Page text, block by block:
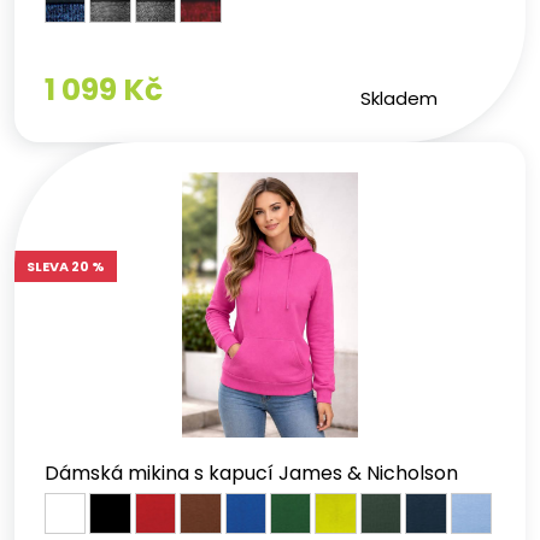
Průmyslové provozy a stavebnictví
Se slevou 20 % za přijatelnou cenu
Certifikace dle evropských norem pro pracovní oděvy
Mikina pánská CAPE
Nejoblíbenější pánská pracovní mikina. Vyznačuje se:
Kvalitní bavlnou pro maximální prodyšnost a pohodlí
Dostupná v desítkách barev včetně military a
Se slevou 20 % – nejprodávanější pánská mikina
Ideální pro firemní potisk a pracovní nošení
Mikina dámská CAPE
Oblíbená dámská pracovní mikina v tvarovaném střihu.
Dostupná:
V tvarovaném střihu pro ženskou postavu
1 099 Kč Skladem
Dámská mikina s kapucí James & Nicholson
SLEVA 20 %